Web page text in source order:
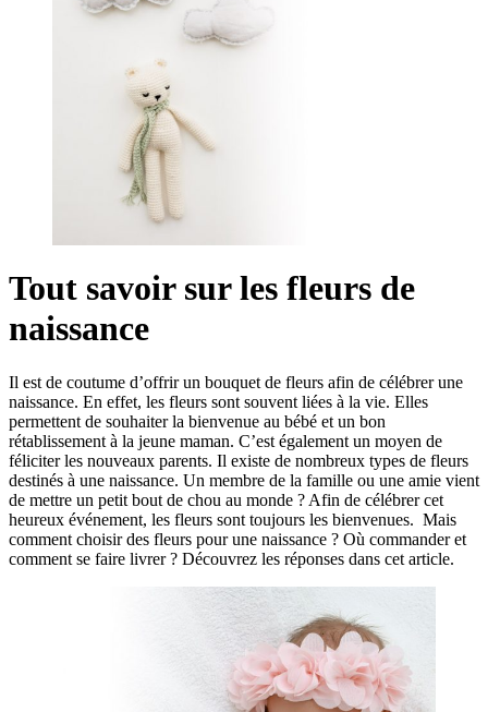
Tout savoir sur les fleurs de
naissance
Il est de coutume d’offrir un bouquet de fleurs afin de célébrer une
naissance. En effet, les fleurs sont souvent liées à la vie. Elles
permettent de souhaiter la bienvenue au bébé et un bon
rétablissement à la jeune maman. C’est également un moyen de
féliciter les nouveaux parents. Il existe de nombreux types de fleurs
destinés à une naissance. Un membre de la famille ou une amie vient
de mettre un petit bout de chou au monde ? Afin de célébrer cet
heureux événement, les fleurs sont toujours les bienvenues. Mais
comment choisir des fleurs pour une naissance ? Où commander et
comment se faire livrer ? Découvrez les réponses dans cet article.